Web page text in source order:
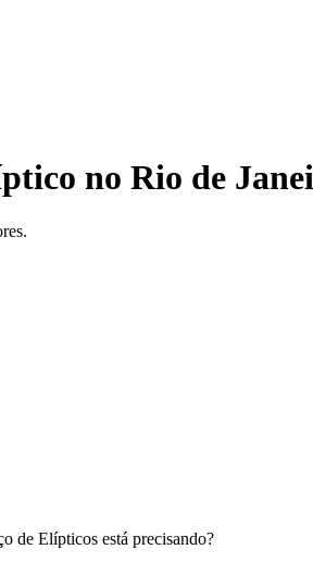
no Rio de
de Elípticos está precisando?